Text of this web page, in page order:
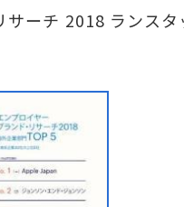
サーチ 2018 ランス